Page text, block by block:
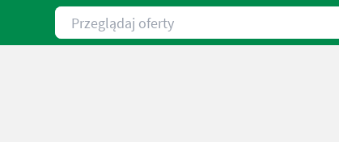
Przeglądaj oferty